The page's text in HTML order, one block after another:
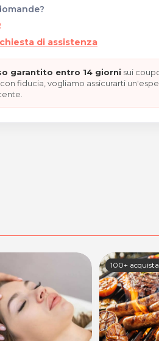
di assistenza
garantito entro 14 giorni sui
fiducia, vogliamo assicurarti
100+